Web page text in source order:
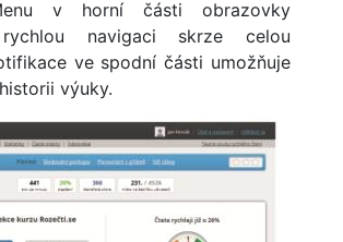
v horní části obrazovky
navigaci skrze celou
ve spodní části umožňuje
výuky.